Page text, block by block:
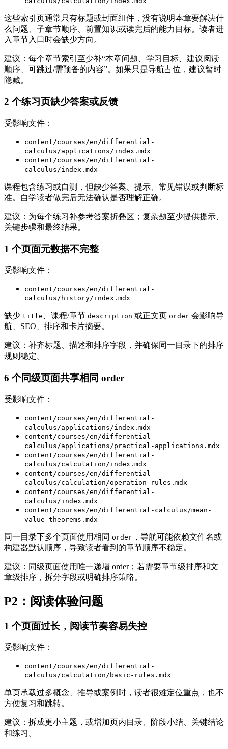
这些索引页通常只有标题或封面组件，没有说明本章要解决什
么问题、子章节顺序、前置知识或读完后的能力目标。读者进
入章节入口时会缺少方向。
建议：每个章节索引至少补“本章问题、学习目标、建议阅读
顺序、可跳过/需预备的内容”。如果只是导航占位，建议暂时
隐藏。
2 个练习页缺少答案或反馈
受影响文件：
content/courses/en/differential-
calculus/applications/index.mdx
content/courses/en/differential-
calculus/index.mdx
课程包含练习或自测，但缺少答案、提示、常见错误或判断标
准。自学读者做完后无法确认是否理解正确。
建议：为每个练习补参考答案折叠区；复杂题至少提供提示、
关键步骤和最终结果。
1 个页面元数据不完整
受影响文件：
content/courses/en/differential-
calculus/history/index.mdx
缺少 title 、课程/章节 description 或正文页 order 会影响导
航、SEO、排序和卡片摘要。
建议：补齐标题、描述和排序字段，并确保同一目录下的排序
规则稳定。
6 个同级页面共享相同 order
受影响文件：
content/courses/en/differential-
calculus/applications/index.mdx
content/courses/en/differential-
calculus/applications/practical-applications.mdx
content/courses/en/differential-
calculus/calculation/index.mdx
content/courses/en/differential-
calculus/calculation/operation-rules.mdx
content/courses/en/differential-
calculus/index.mdx
content/courses/en/differential-calculus/mean-
value-theorems.mdx
同一目录下多个页面使用相同 order ，导航可能依赖文件名或
构建器默认顺序，导致读者看到的章节顺序不稳定。
建议：同级页面使用唯一递增 order；若需要章节级排序和文
章级排序，拆分字段或明确排序策略。
P2：阅读体验问题
1 个页面过长，阅读节奏容易失控
受影响文件：
content/courses/en/differential-
calculus/calculation/basic-rules.mdx
单页承载过多概念、推导或案例时，读者很难定位重点，也不
方便复习和跳转。
建议：拆成更小主题，或增加页内目录、阶段小结、关键结论
和练习。